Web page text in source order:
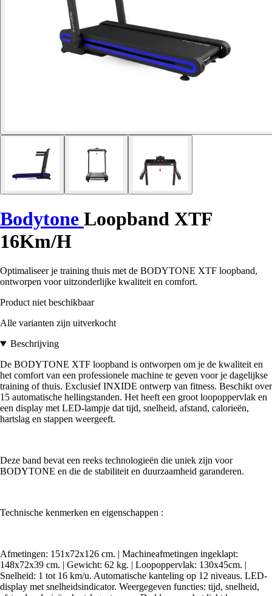
Bodytone Loopband XTF
16Km/H
Optimaliseer je training thuis met de BODYTONE XTF loopband,
ontworpen voor uitzonderlijke kwaliteit en comfort.
Product niet beschikbaar
Alle varianten zijn uitverkocht
Beschrijving
De BODYTONE XTF loopband is ontworpen om je de kwaliteit en
het comfort van een professionele machine te geven voor je dagelijkse
training of thuis. Exclusief INXIDE ontwerp van fitness. Beschikt over
15 automatische hellingstanden. Het heeft een groot loopoppervlak en
een display met LED-lampje dat tijd, snelheid, afstand, calorieën,
hartslag en stappen weergeeft.
Deze band bevat een reeks technologieën die uniek zijn voor
BODYTONE en die de stabiliteit en duurzaamheid garanderen.
Technische kenmerken en eigenschappen :
Afmetingen: 151x72x126 cm. | Machineafmetingen ingeklapt:
148x72x39 cm. | Gewicht: 62 kg. | Loopoppervlak: 130x45cm. |
Snelheid: 1 tot 16 km/u. Automatische kanteling op 12 niveaus. LED-
display met snelheidsindicator. Weergegeven functies: tijd, snelheid,